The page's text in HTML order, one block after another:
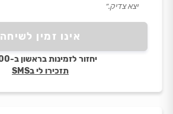
אינו זמין לשיחה
יחזור לזמינות בראשון ב-08:00
תזכירו לי בSMS
יצא צדיק.״